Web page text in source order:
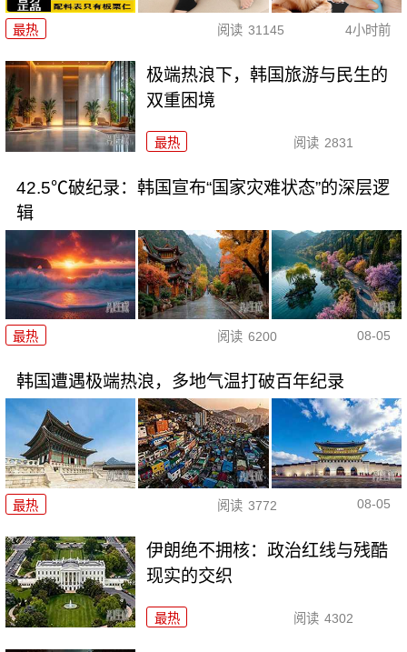
最热 阅读 31145 4小时前
极端热浪下，韩国旅游与民生的
双重困境
最热 阅读 2831
42.5℃破纪录：韩国宣布“国家灾难状态”的深层逻
辑
最热 阅读 6200 08-05
韩国遭遇极端热浪，多地气温打破百年纪录
最热 阅读 3772 08-05
伊朗绝不拥核：政治红线与残酷
现实的交织
最热 阅读 4302